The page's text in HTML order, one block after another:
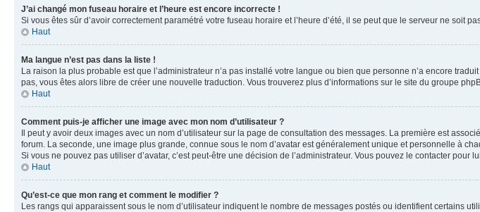
J’ai changé mon fuseau horaire et l’heure est encore incorrecte !
Si vous êtes sûr d’avoir correctement paramétré votre fuseau horaire et l’heure d’été, il se peut que le serveur ne soit
Haut
Ma langue n’est pas dans la liste !
La raison la plus probable est que l’administrateur n’a pas installé votre langue ou bien que personne n’a encore
pas, vous êtes alors libre de créer une nouvelle traduction. Vous trouverez plus d’informations sur le site du groupe
Haut
Comment puis-je afficher une image avec mon nom d’utilisateur ?
Il peut y avoir deux images avec un nom d’utilisateur sur la page de consultation des messages. La première est
forum. La seconde, une image plus grande, connue sous le nom d’avatar est généralement unique et personnelle à
Si vous ne pouvez pas utiliser d’avatar, c’est peut-être une décision de l’administrateur. Vous pouvez le contacter pour
Haut
Qu’est-ce que mon rang et comment le modifier ?
Les rangs qui apparaissent sous le nom d’utilisateur indiquent le nombre de messages postés ou identifient certains